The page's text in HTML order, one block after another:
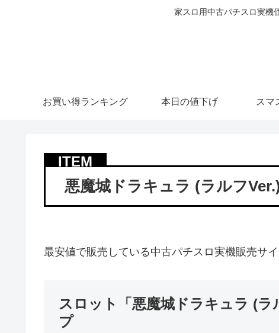
家スロ用中古パチスロ実機
お買い得ランキング 本日の値下げ スマ
悪魔城ドラキュラ (ラルフ
最安値で販売している中古パチスロ実機販売サイ
スロット「悪魔城ドラキュラ (ラ
プ